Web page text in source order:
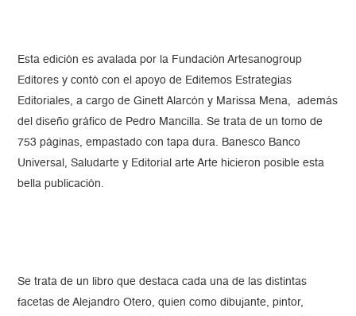
Esta edición es avalada por la Fundación Artesanogroup
Editores y contó con el apoyo de Editemos Estrategias
Editoriales, a cargo de Ginett Alarcón y Marissa Mena, además
del diseño gráfico de Pedro Mancilla. Se trata de un tomo de
753 páginas, empastado con tapa dura. Banesco Banco
Universal, Saludarte y Editorial arte Arte hicieron posible esta
bella publicación.
Se trata de un libro que destaca cada una de las distintas
facetas de Alejandro Otero, quien como dibujante, pintor,